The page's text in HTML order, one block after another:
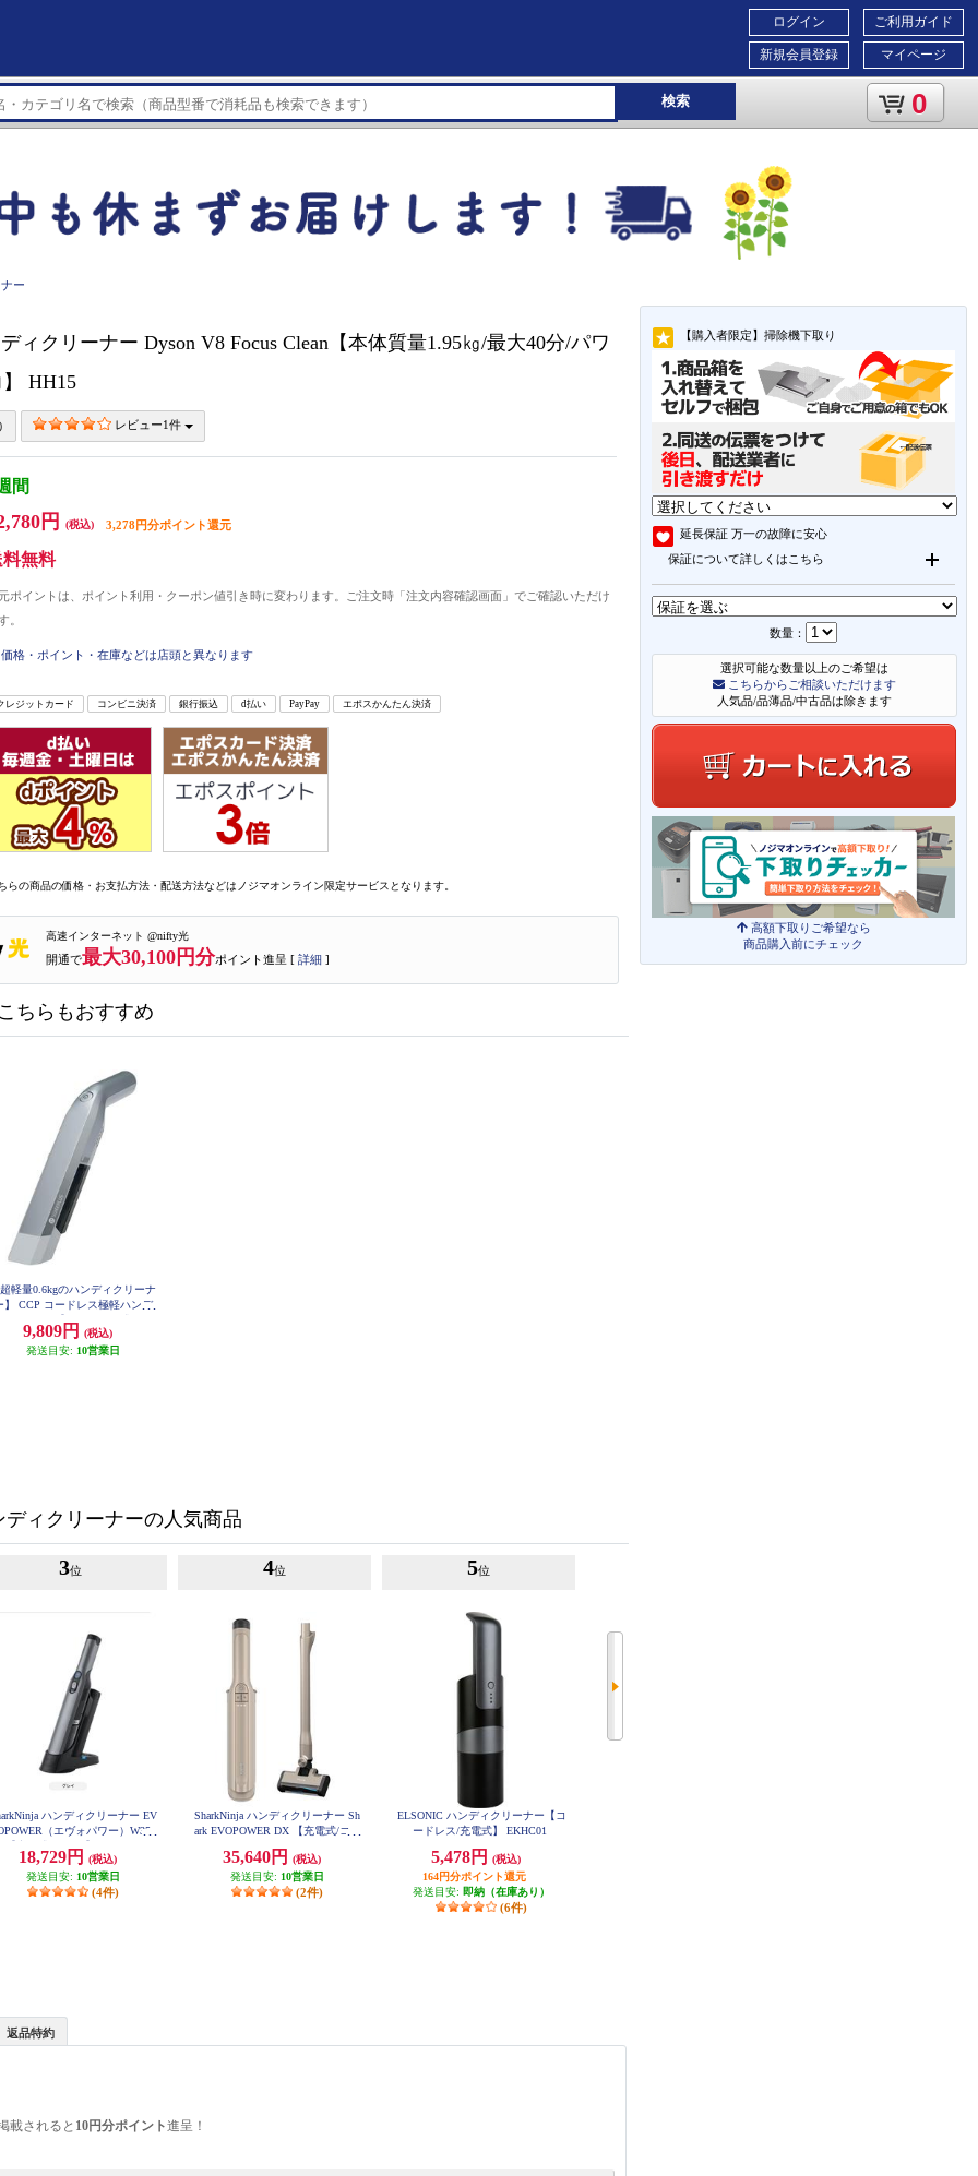
ご利用ガイド
マイページ
ログイン
新規会員登録
検索 0
ー
【購入者限定】掃除機下取り
延長保証 万一の故障に安心
保証について詳しくはこちら
数量：
選択可能な数量以上のご希望は
こちらからご相談いただけます
人気品/品薄品/中古品は除きます
高額下取りご希望なら
商品購入前にチェック
ィクリーナー Dyson V8 Focus Clean【本体質量1.95㎏/最大40分/パワ
HH15
レビュー1件
間
円 (税込) 3,278円分ポイント還元
料無料
ポイントは、ポイント利用・クーポン値引き時に変わります。ご注文時「注文内容確認画面」でご確認いただけ
。
価格・ポイント・在庫などは店頭と異なります
レジットカード コンビニ決済 銀行振込 d払い PayPay エポスかんたん決済
らの商品の価格・お支払方法・配送方法などはノジマオンライン限定サービスとなります。
高速インターネット @nifty光
開通で最大30,100円分ポイント進呈 [ 詳細 ]
ちらもおすすめ
軽量0.6kgのハンディクリーナ
】 CCP コードレス極軽ハンデ
ドレス】 CMDC96
9,809円
(税込)
発送目安: 10営業日
ディクリーナーの人気商品
3位
ハンディクリーナー EV
（エヴォパワー）W35
18,729円
(税込)
発送目安: 10営業日
(4件)
4位
SharkNinja ハンディクリーナー Sh
ark EVOPOWER DX 【充電式/コー
トモカ】 WV517JST
35,640円
(税込)
発送目安: 10営業日
(2件)
5位
ELSONIC ハンディクリーナー【コ
ードレス/充電式】 EKHC01
5,478円
(税込)
164円分ポイント還元
発送目安: 即納（在庫あり）
(6件)
返品特約
載されると 10円分ポイント進呈！